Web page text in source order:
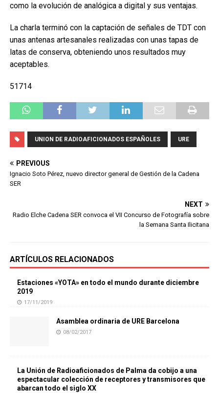
como la evolución de analógica a digital y sus ventajas.
La charla terminó con la captación de señales de TDT con
unas antenas artesanales realizadas con unas tapas de
latas de conserva, obteniendo unos resultados muy
aceptables.
51714
UNION DE RADIOAFICIONADOS ESPAÑOLES URE
PREVIOUS
Ignacio Soto Pérez, nuevo director general de Gestión de la Cadena
SER
NEXT
Radio Elche Cadena SER convoca el VII Concurso de Fotografía sobre
la Semana Santa Ilicitana
ARTÍCULOS RELACIONADOS
Estaciones «YOTA» en todo el mundo durante diciembre
2019
17/11/2019
Asamblea ordinaria de URE Barcelona
08/02/2017
La Unión de Radioaficionados de Palma da cobijo a una
espectacular colección de receptores y transmisores que
abarcan todo el siglo XX